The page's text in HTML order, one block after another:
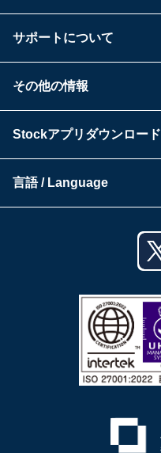
具体的な活用事例
セキュリティ
資料ダウンロード
サポートについて
よくある質問
その他の情報
Stock公式ブログ
プライバシーポリシー
Stockアプリダウンロード
iPhoneアプリ
Androidタブレットアプリ
言語 / Language